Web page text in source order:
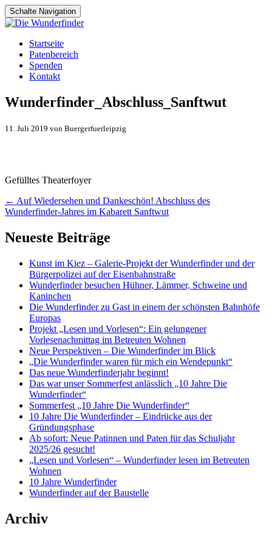
Schalte Navigation
Zum
Inhalt
springen
Startseite
Patenbereich
Spenden
Kontakt
Wunderfinder_Abschluss_Sanftwut
11. Juli 2019 von Buergerfuerleipzig
Gefülltes Theaterfoyer
Artikel-
Navigation
← Auf Wiedersehen und Dankeschön! Abschluss des
Wunderfinder-Jahres im Kabarett Sanftwut
Neueste Beiträge
Kunst im Kiez – Galerie-Projekt der Wunderfinder und der
Bürgerpolizei auf der Eisenbahnstraße
Wunderfinder besuchen Hühner, Lämmer, Schweine und
Kaninchen
Die Wunderfinder zu Gast in einem der schönsten Bahnhöfe
Europas
Projekt „Lesen und Vorlesen“: Ein gelungener
Vorlesenachmittag im Betreuten Wohnen
Neue Perspektiven – Die Wunderfinder im Blick
„Die Wunderfinder waren für mich ein Wendepunkt“
Das neue Wunderfinderjahr beginnt!
Das war unser Sommerfest anlässlich „10 Jahre Die
Wunderfinder“
Sommerfest „10 Jahre Die Wunderfinder“
10 Jahre Die Wunderfinder – Eindrücke aus der
Gründungsphase
Ab sofort: Neue Patinnen und Paten für das Schuljahr
2025/26 gesucht!
„Lesen und Vorlesen“ – Wunderfinder lesen im Betreuten
Wohnen
10 Jahre Wunderfinder
Wunderfinder auf der Baustelle
Archiv